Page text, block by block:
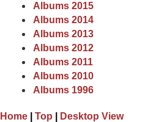
Albums 2015
Albums 2014
Albums 2013
Albums 2012
Albums 2011
Albums 2010
Albums 1996
Home Top Desktop View